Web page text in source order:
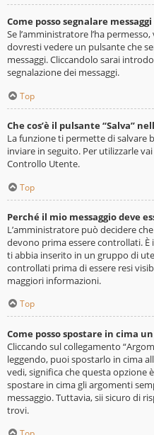
Come posso segnalare
Se l’amministratore l’ha
dovresti vedere un pulsante che
messaggi. Cliccandolo sarai
segnalazione dei messaggi.
Top
Che cos’è il pulsante “Salva”
La funzione ti permette di salvare
inviare in seguito. Per utilizzarle
Controllo Utente.
Top
Perché il mio messaggio deve
L’amministratore può decidere
devono prima essere controllati.
ti abbia inserito in un gruppo di
controllati prima di essere resi
maggiori informazioni.
Top
Come posso spostare in cima
Cliccando sul collegamento
leggendo, puoi spostarlo in cima
vedi, significa che questa opzione
spostare in cima gli argomenti
messaggio. Tuttavia, sii sicuro di
trovi.